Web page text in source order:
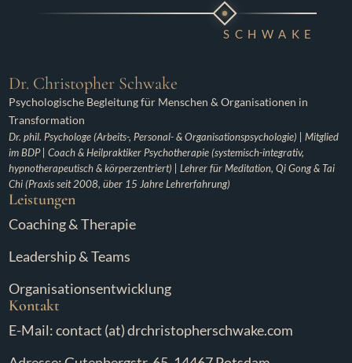
SCHWAKE
Dr. Christopher Schwake
Psychologische Begleitung für Menschen & Organisationen in
Transformation
Dr. phil. Psychologe (Arbeits-, Personal- & Organisationspsychologie) | Mitglied
im BDP | Coach & Heilpraktiker Psychotherapie (systemisch-integrativ,
hypnotherapeutisch & körperzentriert) | Lehrer für Meditation, Qi Gong & Tai
Chi (Praxis seit 2008, über 15 Jahre Lehrerfahrung)
Leistungen
Coaching & Therapie
Leadership & Teams
Organisationsentwicklung
Kontakt
E-Mail: contact (at) drchristopherschwake.com